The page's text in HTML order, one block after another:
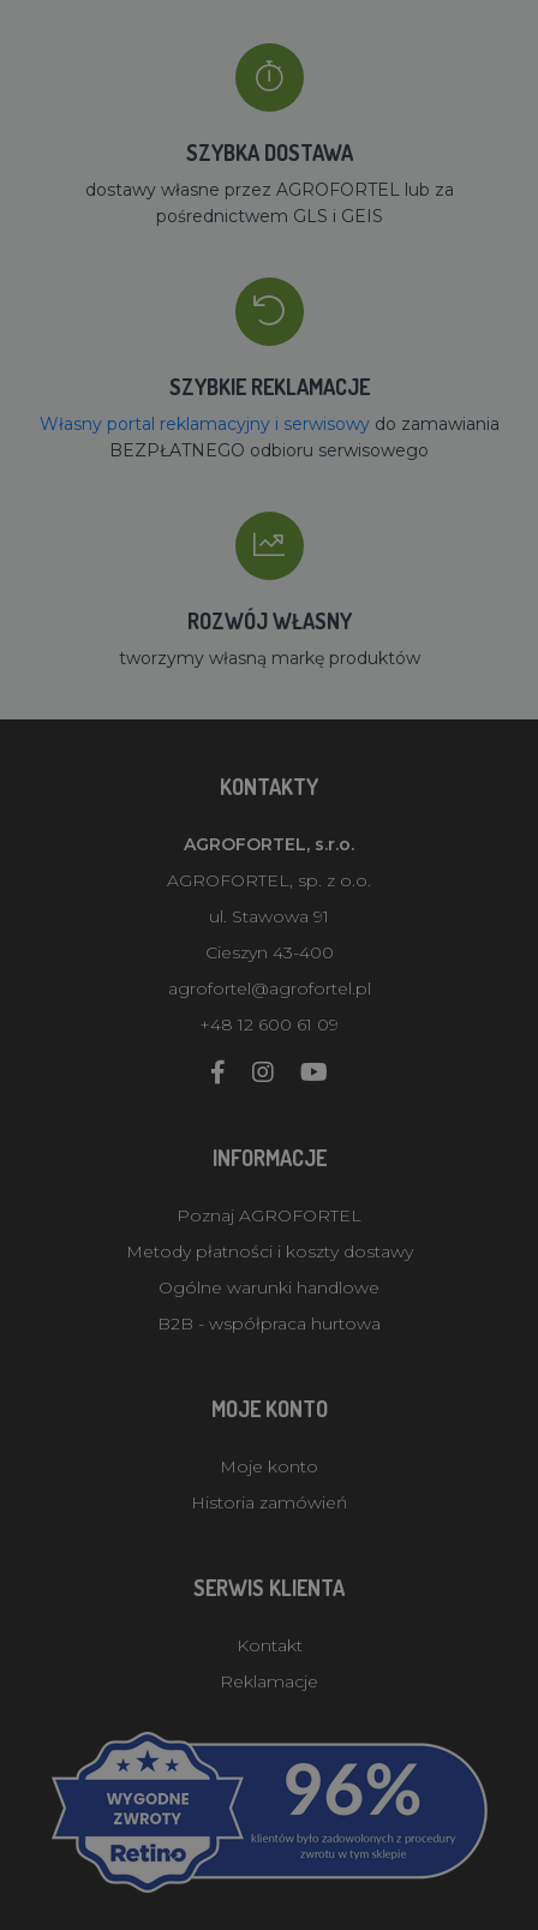
SZYBKA DOSTAWA
dostawy własne przez AGROFORTEL lub za
pośrednictwem GLS i GEIS
SZYBKIE REKLAMACJE
Własny portal reklamacyjny i serwisowydo zamawiania
BEZPŁATNEGO odbioru serwisowego
ROZWÓJ WŁASNY
tworzymy własną markę produktów
KONTAKTY
AGROFORTEL, s.r.o.
AGROFORTEL, sp. z o.o.
ul. Stawowa 91
Cieszyn 43-400
agrofortel@agrofortel.pl
+48 12 600 61 09
INFORMACJE
Poznaj AGROFORTEL
Metody płatności i koszty dostawy
Ogólne warunki handlowe
B2B - współpraca hurtowa
MOJE KONTO
Moje konto
Historia zamówień
SERWIS KLIENTA
Kontakt
Reklamacje